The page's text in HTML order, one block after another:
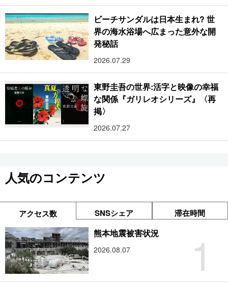
ビーチサンダルは日本生まれ? 世
界の海水浴場へ広まった意外な開
発秘話
2026.07.29
東野圭吾の世界:活字と映像の幸福
な関係『ガリレオシリーズ』〈再
掲〉
2026.07.27
人気のコンテンツ
アクセス数 SNSシェア 滞在時間
1
熊本地震被害状況
2026.08.07